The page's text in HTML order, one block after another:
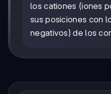
los cationes (iones
sus posiciones con
negativos) de los